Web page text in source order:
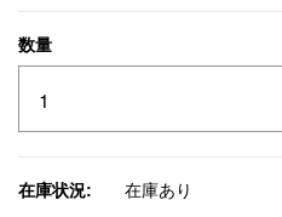
数量
在庫状況: 在庫あり